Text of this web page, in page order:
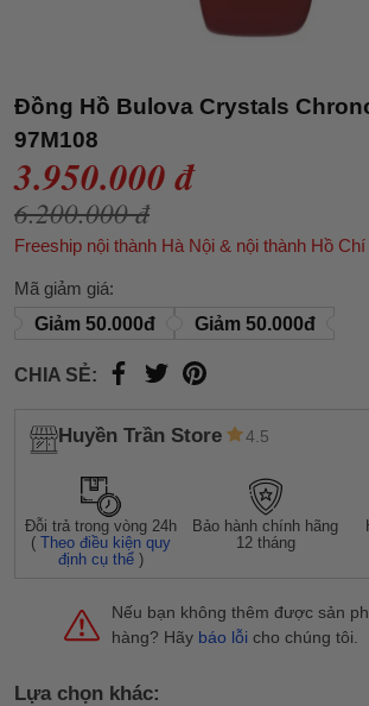
Đồng Hồ Bulova Crystals
97M108
3.950.000 đ
6.200.000 đ
Freeship nội thành Hà Nội & nội thành Hồ
Mã giảm giá:
Giảm 50.000đ
Giảm 50.000đ
CHIA SẺ:
Huyền Trần Store 4.5
Đỗi trả trong vòng 24h
(Theo điều kiện quy
định cụ thể )
Bảo hành chính hãng
12 tháng
Nếu bạn không thêm được sản
hàng? Hãy báo lỗi cho chúng tôi.
Lựa chọn khác: